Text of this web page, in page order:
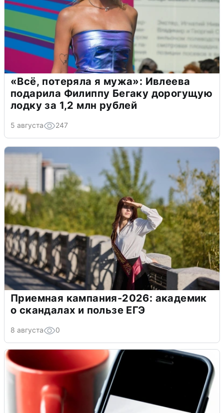
«Всё, потеряла я мужа»: Ивлеева
подарила Филиппу Бегаку дорогущую
лодку за 1,2 млн рублей
5 августа 247
Приемная кампания-2026: академик
о скандалах и пользе ЕГЭ
8 августа 0